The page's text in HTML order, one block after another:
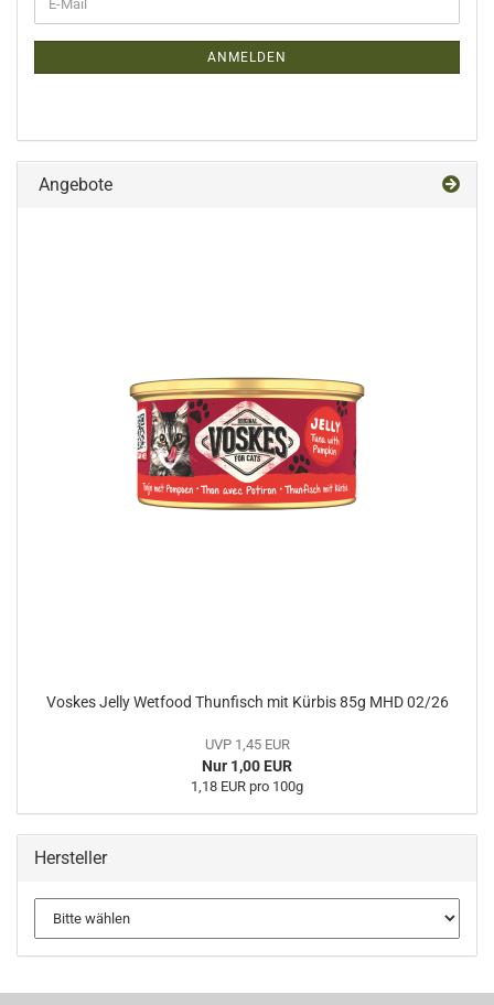
ZUR
Mail
ANMELDEN
Angebote
Voskes Jelly Wetfood Thunfisch mit Kürbis 85g MHD 02/26
UVP 1,45 EUR
Nur 1,00 EUR
1,18 EUR pro 100g
Hersteller